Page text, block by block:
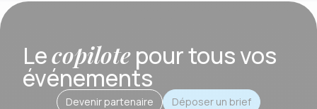
Lecopilotepour tous vos
événements
Devenir partenaire Déposer un brief